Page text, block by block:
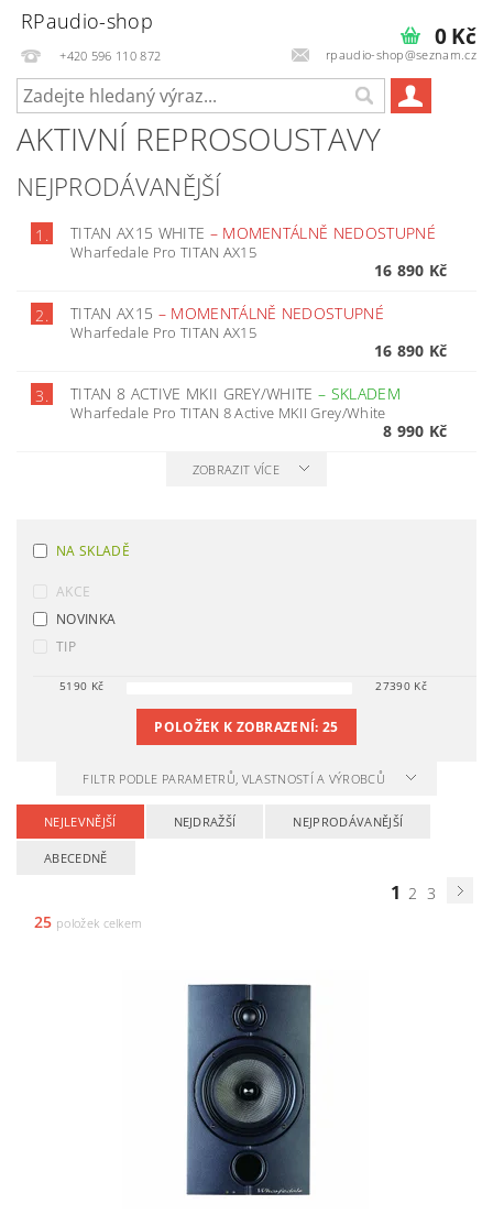
RPaudio-shop
+420 596 110 872 rpaudio-shop@seznam.cz
0 Kč
AKTIVNÍ REPROSOUSTAVY
NEJPRODÁVANĚJŠÍ
1. TITAN AX15 WHITE – MOMENTÁLNĚ NEDOSTUPNÉ
Wharfedale Pro TITAN AX15
16 890 Kč
2. TITAN AX15 – MOMENTÁLNĚ NEDOSTUPNÉ
Wharfedale Pro TITAN AX15
16 890 Kč
3. TITAN 8 ACTIVE MKII GREY/WHITE– SKLADEM
Wharfedale Pro TITAN 8 Active MKII Grey/White
8 990 Kč
ZOBRAZIT VÍCE
NA SKLADĚ
AKCE
NOVINKA
TIP
5190 Kč 27390Kč
POLOŽEK K ZOBRAZENÍ:25
FILTR PODLE PARAMETRŮ, VLASTNOSTÍ A VÝROBCŮ
NEJLEVNĚJŠÍ NEJDRAŽŠÍ NEJPRODÁVANĚJŠÍ
ABECEDNĚ
1 2 3
25 položek celkem